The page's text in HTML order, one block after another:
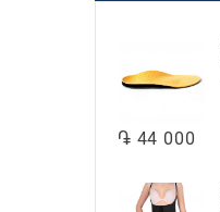
֏ 44 000